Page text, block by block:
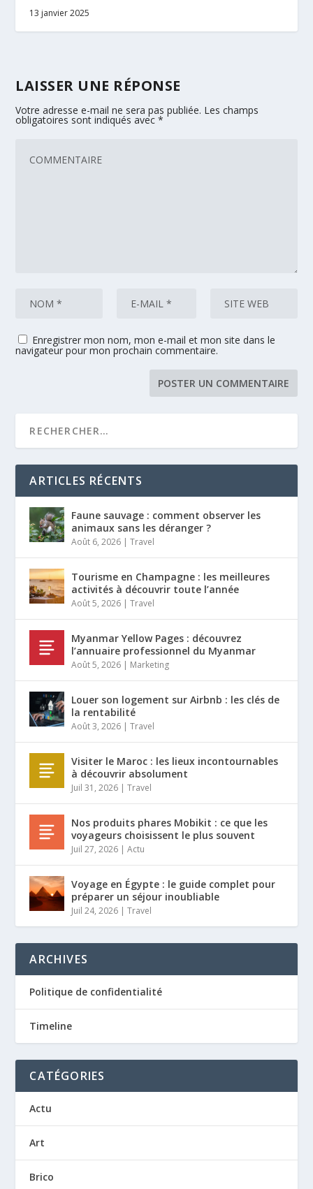
13 janvier 2025
LAISSER UNE RÉPONSE
Votre adresse e-mail ne sera pas publiée. Les champs
obligatoires sont indiqués avec*
Enregistrer mon nom, mon e-mail et mon site dans le
navigateur pour mon prochain commentaire.
ARTICLES RÉCENTS
Faune sauvage : comment observer les
animaux sans les déranger ?
Août 6, 2026 |Travel
Tourisme en Champagne : les meilleures
activités à découvrir toute l’année
Août 5, 2026 |Travel
Myanmar Yellow Pages : découvrez
l’annuaire professionnel du Myanmar
Août 5, 2026 Marketing
Louer son logement sur Airbnb : les clés de
la rentabilité
Août 3, 2026 |Travel
Visiter le Maroc : les lieux incontournables
à découvrir absolument
Juil 31, 2026 |Travel
Nos produits phares Mobikit : ce que les
voyageurs choisissent le plus souvent
Juil 27, 2026 |Actu
Voyage en Égypte : le guide complet pour
préparer un séjour inoubliable
Juil 24, 2026 |Travel
ARCHIVES
Politique de confidentialité
Timeline
CATÉGORIES
Actu
Art
Brico